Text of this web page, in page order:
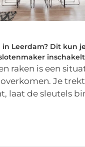
Leerdam? Dit kun
inschakelt
raken is een
Je
laat de sleutels